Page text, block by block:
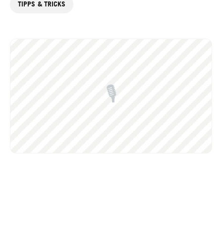
TIPPS & TRICKS
🎙️